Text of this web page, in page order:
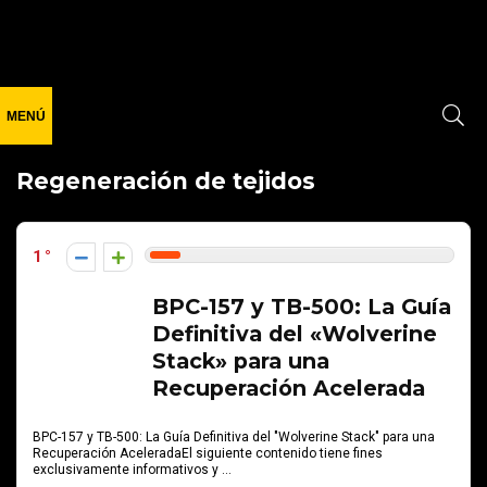
Regeneración de tejidos
1
BPC-157 y TB-500: La Guía
Definitiva del «Wolverine
Stack» para una
Recuperación Acelerada
BPC-157 y TB-500: La Guía Definitiva del "Wolverine Stack" para una
Recuperación AceleradaEl siguiente contenido tiene fines
exclusivamente informativos y ...